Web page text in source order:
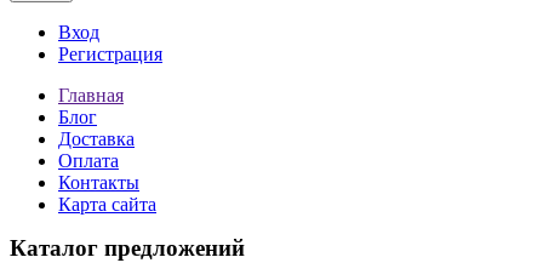
Вход
Регистрация
Главная
Блог
Доставка
Оплата
Контакты
Карта сайта
Каталог предложений